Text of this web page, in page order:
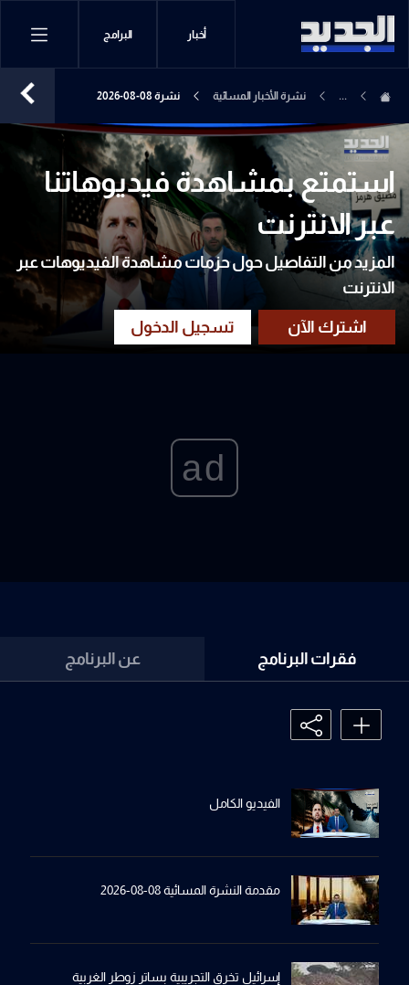
أخبار البرامج
... نشرة الأخبار المسائية نشرة 08-08-2026
استمتع بمشاهدة فيديوهاتنا
عبر الانترنت
المزيد من التفاصيل حول حزمات مشاهدة الفيديوهات عبر
الانترنت
ad
فقرات البرنامج عن البرنامج
الفيديو الكامل
مقدمة النشرة المسائية 08-08-2026
إسرائيل تخرِق التجريبية بساترِ زوطر الغربية